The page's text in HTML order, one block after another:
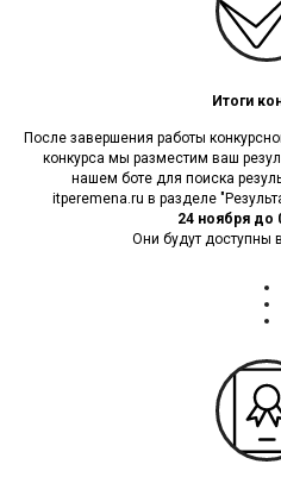
Итоги
После завершения работы
конкурса мы разместим ваш
нашем боте для поиска
itperemena.ru в разделе
24 ноября до
Они будут доступны